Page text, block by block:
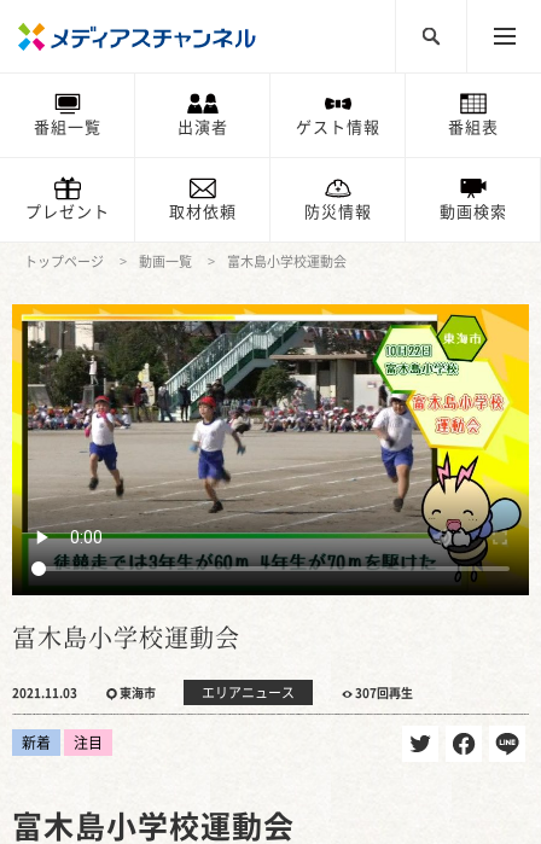
番組一覧 出演者 ゲスト情報 番組表
プレゼント 取材依頼 防災情報 動画検索
トップページ 動画一覧 富木島小学校運動会
富木島小学校運動会
2021.11.03 東海市 エリアニュース 307回再生
新着 注目
富木島小学校運動会